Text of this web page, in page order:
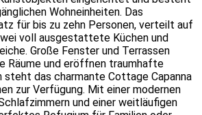
Wohneinheiten. Das
für bis zu zehn Personen, verteilt auf
voll ausgestattete Küchen und
Große Fenster und Terrassen
Räume und eröffnen traumhafte
steht das charmante Cottage Capanna
zur Verfügung. Mit einer modernen
und einer weitläufigen